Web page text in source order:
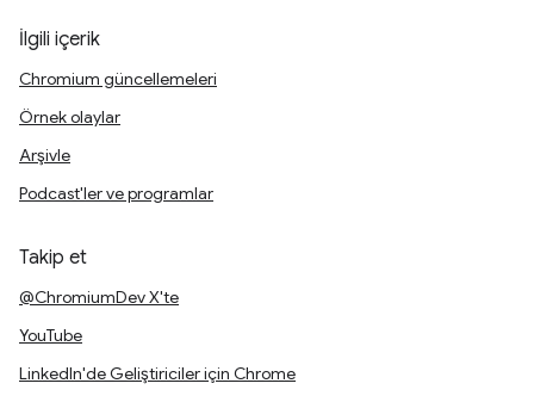
İlgili içerik
Chromium güncellemeleri
Örnek olaylar
Arşivle
Podcast'ler ve programlar
Takip et
@ChromiumDev X'te
YouTube
LinkedIn'de Geliştiriciler için Chrome